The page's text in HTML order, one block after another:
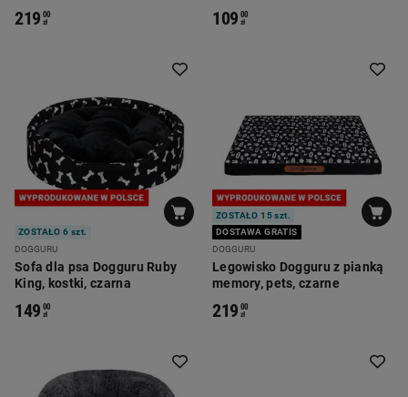
219 00
zł 109 00
zł
ZOSTAŁO 6 szt.
DOGGURU
Sofa dla psa Dogguru Ruby
King, kostki, czarna
149 00
zł
ZOSTAŁO 15 szt.
DOSTAWA GRATIS
DOGGURU
Legowisko Dogguru z pianką
memory, pets, czarne
219 00
zł